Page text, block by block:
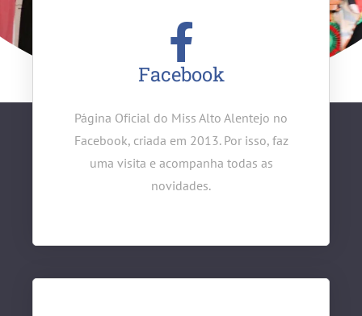
Facebook
Página Oficial do Miss Alto Alentejo no
Facebook, criada em 2013. Por isso, faz
uma visita e acompanha todas as
novidades.